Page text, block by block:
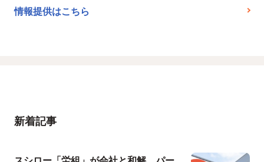
情報提供はこちら
新着記事